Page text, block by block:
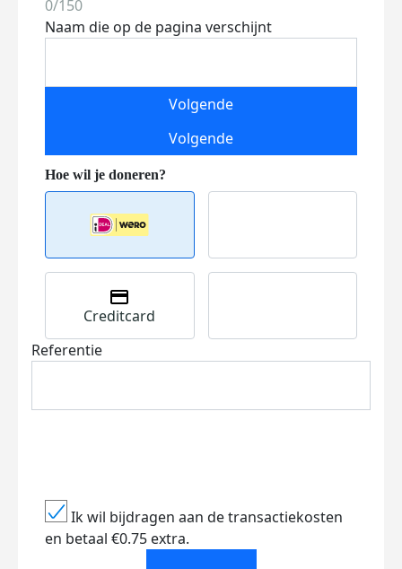
0/150
Naam die op de pagina verschijnt
Volgende
Volgende
Creditcard
Referentie
Ik wil bijdragen aan de transactiekosten
en betaal €0.75 extra.